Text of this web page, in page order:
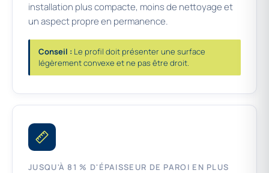
installation plus compacte, moins de nettoyage et
un aspect propre en permanence.
Conseil : Le profil doit présenter une surface
légèrement convexe et ne pas être droit.
JUSQU'À 81 % D'ÉPAISSEUR DE PAROI EN PLUS